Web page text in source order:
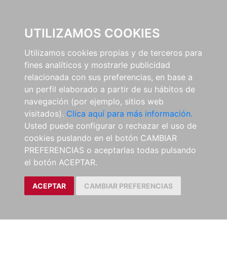
UTILIZAMOS COOKIES
Utilizamos cookies propias y de terceros para
fines analíticos y mostrarle publicidad
relacionada con sus preferencias, en base a
un perfil elaborado a partir de su hábitos de
navegación (por ejemplo, sitios web
visitados). Clica aquí para más información.
Usted puede configurar o rechazar el uso de
cookies puslando en el botón CAMBIAR
PREFERENCIAS o aceptarlas todas pulsando
el botón ACEPTAR.
ACEPTAR CAMBIAR PREFERENCIAS